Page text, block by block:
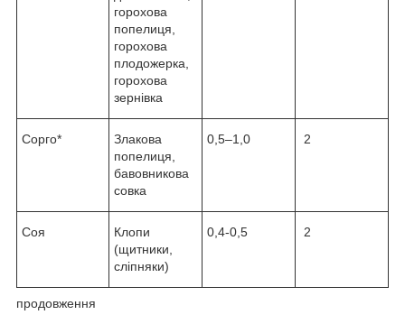
горохова
попелиця,
горохова
плодожерка,
горохова
зернівка
Сорго*
Злакова
попелиця,
бавовникова
совка
0,5–1,0 2
Соя
Клопи
(щитники,
сліпняки)
0,4-0,5 2
продовження